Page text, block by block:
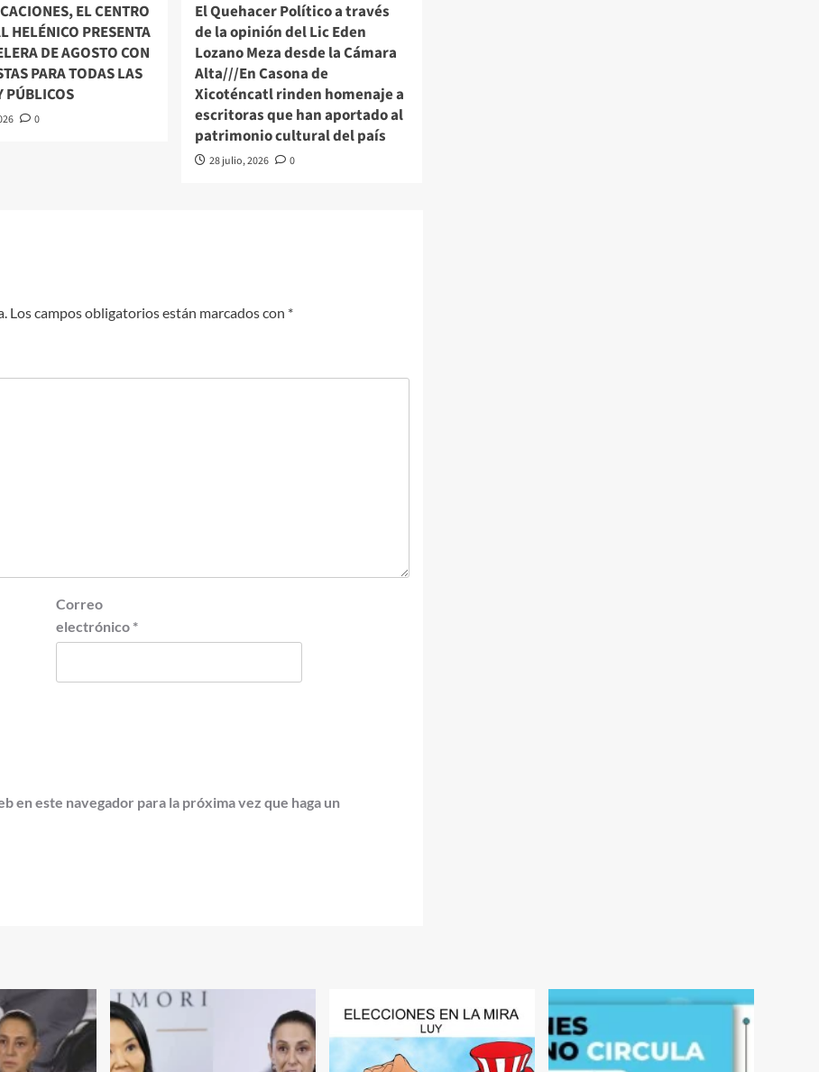
EL CENTRO
HELÉNICO PRESENTA
DE AGOSTO CON
PARA TODAS LAS
PÚBLICOS
0
El Quehacer Político a través
de la opinión del Lic Eden
Lozano Meza desde la Cámara
Alta///En Casona de
Xicoténcatl rinden homenaje a
escritoras que han aportado al
patrimonio cultural del país
28 julio, 2026 0
Los campos obligatorios están marcados con *
Correo
electrónico *
este navegador para la próxima vez que haga un